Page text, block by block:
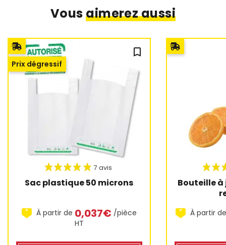
Vousaimerez aussi
bookmark_outline
Sac plastique 50 microns
À partir de 0,037€ /pièce
HT
Prix dégressif
Bouteille
À partir